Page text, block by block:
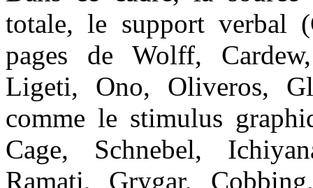
totale, le support verbal
pages de Wolff,
Ligeti, Ono, Oliveros,
comme le stimulus
Cage, Schnebel,
Ramati, Grygar,